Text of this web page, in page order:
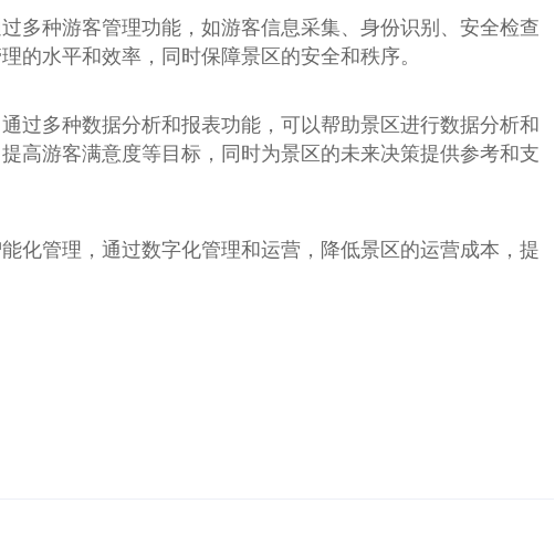
多种游客管理功能，如游客信息采集、身份识别、安全检查
的水平和效率，同时保障景区的安全和秩序。
过多种数据分析和报表功能，可以帮助景区进行数据分析和
高游客满意度等目标，同时为景区的未来决策提供参考和支
化管理，通过数字化管理和运营，降低景区的运营成本，提